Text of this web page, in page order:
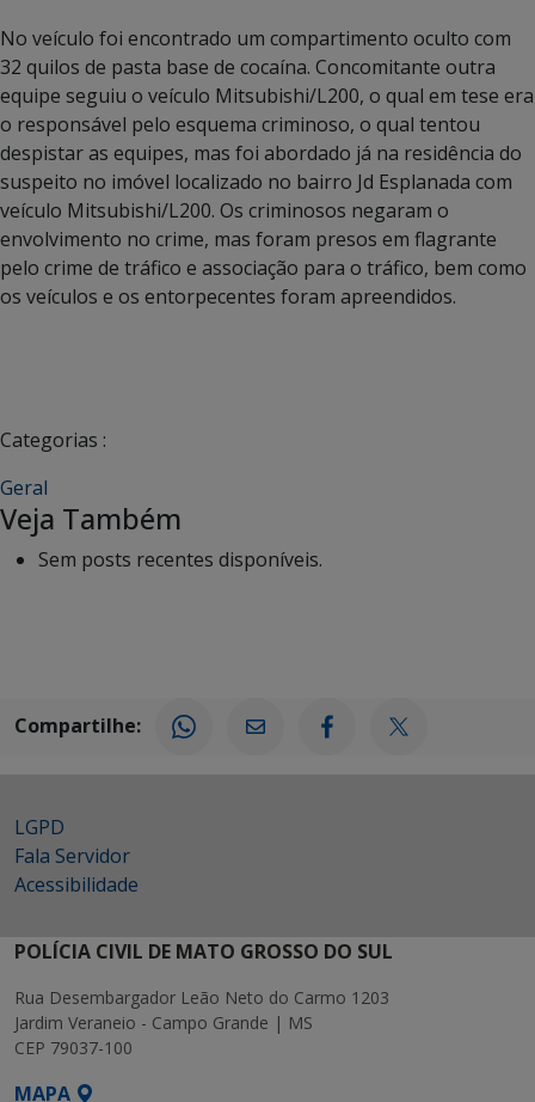
No veículo foi encontrado um compartimento oculto com
32 quilos de pasta base de cocaína. Concomitante outra
equipe seguiu o veículo Mitsubishi/L200, o qual em tese era
o responsável pelo esquema criminoso, o qual tentou
despistar as equipes, mas foi abordado já na residência do
suspeito no imóvel localizado no bairro Jd Esplanada com
veículo Mitsubishi/L200. Os criminosos negaram o
envolvimento no crime, mas foram presos em flagrante
pelo crime de tráfico e associação para o tráfico, bem como
os veículos e os entorpecentes foram apreendidos.
Categorias :
Geral
Veja Também
Sem posts recentes disponíveis.
Compartilhe:
LGPD
Fala Servidor
Acessibilidade
POLÍCIA CIVIL DE MATO GROSSO DO SUL
Rua Desembargador Leão Neto do Carmo 1203
Jardim Veraneio - Campo Grande | MS
CEP 79037-100
MAPA